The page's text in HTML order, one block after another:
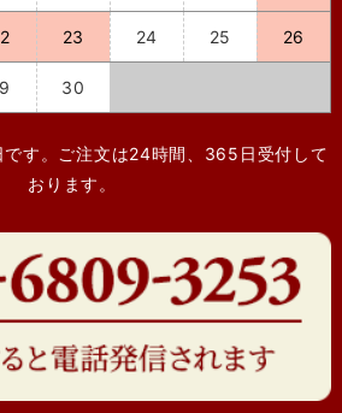
23 24 25 26
30
す。ご注文は24時間、365日受付して
おります。